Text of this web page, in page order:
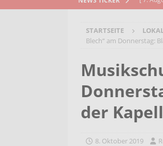
[ 7.
[ 6.
STARTSEITE
Blech“ am Donnerstag:
der
8. Oktober 2019